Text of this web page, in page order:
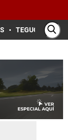
TEGUCIGALPA